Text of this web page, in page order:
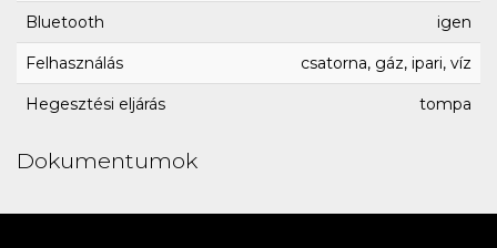
Bluetooth igen
Felhasználás csatorna, gáz, ipari, víz
Hegesztési eljárás tompa
Dokumentumok